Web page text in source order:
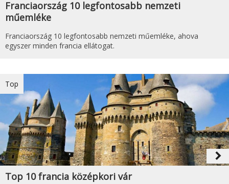
Franciaország 10 legfontosabb nemzeti
műemléke
Franciaország 10 legfontosabb nemzeti műemléke, ahova
egyszer minden francia ellátogat.
Top
navigate_next
Top 10 francia középkori vár